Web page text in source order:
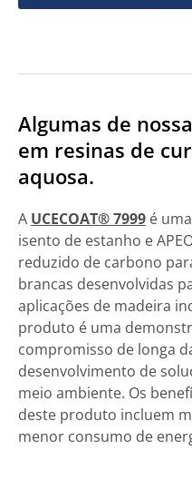
Algumas de
em resinas de
aquosa.
A UCECOAT® 7999 é
isento de estanho e
reduzido de carbono
brancas desenvolvidas
aplicações de madeira
produto é uma
compromisso de longa
desenvolvimento de
meio ambiente. Os
deste produto incluem
menor consumo de